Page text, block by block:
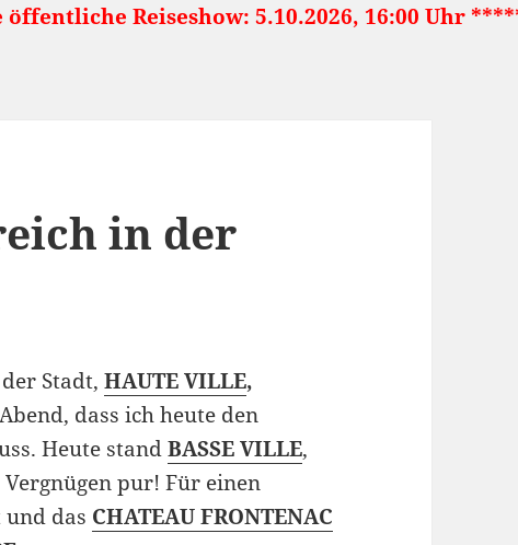
5.10.2026, 16:00 Uhr ***** Japan:
in der
Stadt,HAUTE VILLE,
dass ich heute den
Heute stand BASSE VILLE,
pur! Für einen
und das CHATEAU FRONTENAC